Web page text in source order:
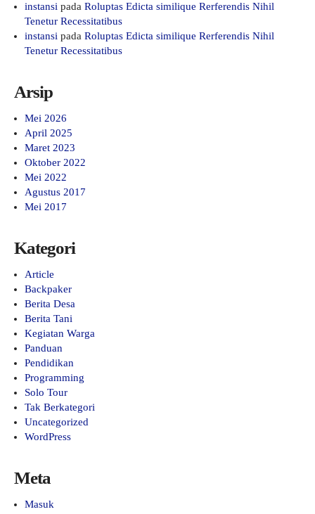
instansi pada Roluptas Edicta similique Rerferendis Nihil
Tenetur Recessitatibus
instansi pada Roluptas Edicta similique Rerferendis Nihil
Tenetur Recessitatibus
Arsip
Mei 2026
April 2025
Maret 2023
Oktober 2022
Mei 2022
Agustus 2017
Mei 2017
Kategori
Article
Backpaker
Berita Desa
Berita Tani
Kegiatan Warga
Panduan
Pendidikan
Programming
Solo Tour
Tak Berkategori
Uncategorized
WordPress
Meta
Masuk